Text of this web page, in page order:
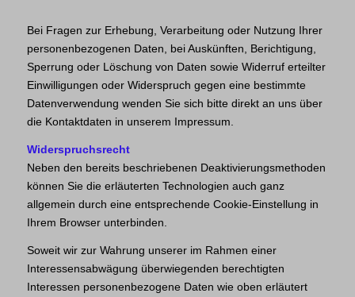
Bei Fragen zur Erhebung, Verarbeitung oder Nutzung Ihrer
personenbezogenen Daten, bei Auskünften, Berichtigung,
Sperrung oder Löschung von Daten sowie Widerruf erteilter
Einwilligungen oder Widerspruch gegen eine bestimmte
Datenverwendung wenden Sie sich bitte direkt an uns über
die Kontaktdaten in unserem Impressum.
Widerspruchsrecht
Neben den bereits beschriebenen Deaktivierungsmethoden
können Sie die erläuterten Technologien auch ganz
allgemein durch eine entsprechende Cookie-Einstellung in
Ihrem Browser unterbinden.
Soweit wir zur Wahrung unserer im Rahmen einer
Interessensabwägung überwiegenden berechtigten
Interessen personenbezogene Daten wie oben erläutert